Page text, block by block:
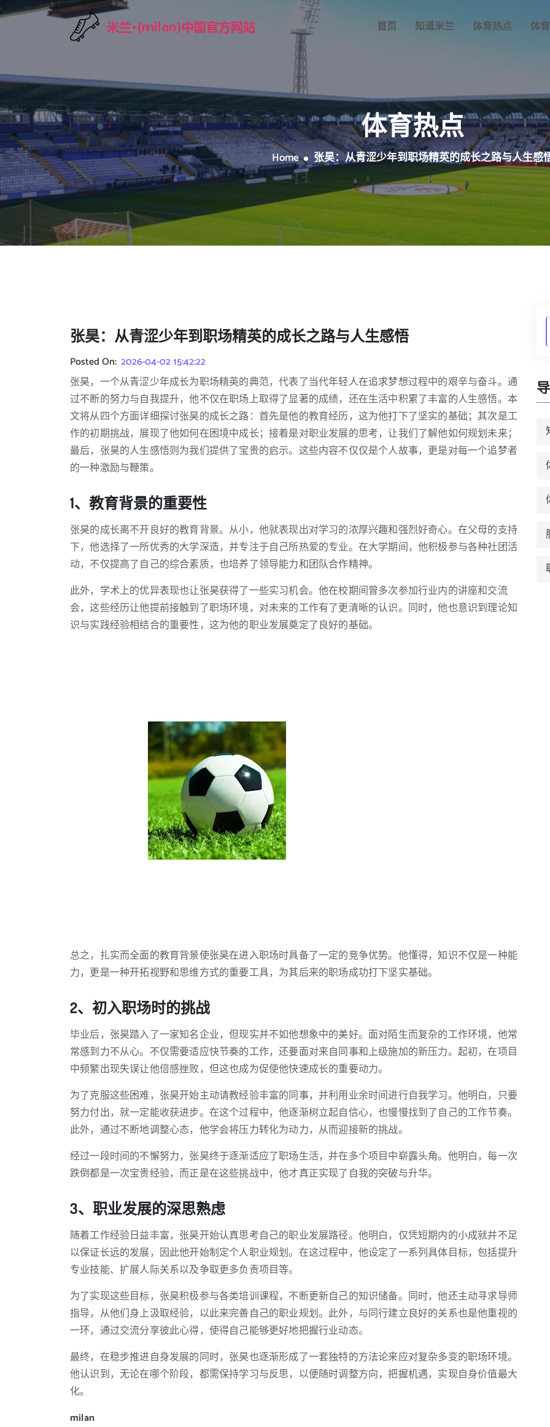
首页 知道米兰 体育热点 体
体育热点
Home 张昊：从青涩少年到职场精英的成长之路与人生感
张昊：从青涩少年到职场精英的成长之路与人生感悟
Posted On: 2026-04-02 15:42:22
张昊，一个从青涩少年成长为职场精英的典范，代表了当代年轻人在追求梦想过程中的艰辛与奋斗。通
过不断的努力与自我提升，他不仅在职场上取得了显著的成绩，还在生活中积累了丰富的人生感悟。本
文将从四个方面详细探讨张昊的成长之路：首先是他的教育经历，这为他打下了坚实的基础；其次是工
作的初期挑战，展现了他如何在困境中成长；接着是对职业发展的思考，让我们了解他如何规划未来；
最后，张昊的人生感悟则为我们提供了宝贵的启示。这些内容不仅仅是个人故事，更是对每一个追梦者
的一种激励与鞭策。
1、教育背景的重要性
张昊的成长离不开良好的教育背景。从小，他就表现出对学习的浓厚兴趣和强烈好奇心。在父母的支持
下，他选择了一所优秀的大学深造，并专注于自己所热爱的专业。在大学期间，他积极参与各种社团活
动，不仅提高了自己的综合素质，也培养了领导能力和团队合作精神。
此外，学术上的优异表现也让张昊获得了一些实习机会。他在校期间曾多次参加行业内的讲座和交流
会，这些经历让他提前接触到了职场环境，对未来的工作有了更清晰的认识。同时，他也意识到理论知
识与实践经验相结合的重要性，这为他的职业发展奠定了良好的基础。
总之，扎实而全面的教育背景使张昊在进入职场时具备了一定的竞争优势。他懂得，知识不仅是一种能
力，更是一种开拓视野和思维方式的重要工具，为其后来的职场成功打下坚实基础。
2、初入职场时的挑战
毕业后，张昊踏入了一家知名企业，但现实并不如他想象中的美好。面对陌生而复杂的工作环境，他常
常感到力不从心。不仅需要适应快节奏的工作，还要面对来自同事和上级施加的新压力。起初，在项目
中频繁出现失误让他倍感挫败，但这也成为促使他快速成长的重要动力。
为了克服这些困难，张昊开始主动请教经验丰富的同事，并利用业余时间进行自我学习。他明白，只要
努力付出，就一定能收获进步。在这个过程中，他逐渐树立起自信心，也慢慢找到了自己的工作节奏。
此外，通过不断地调整心态，他学会将压力转化为动力，从而迎接新的挑战。
经过一段时间的不懈努力，张昊终于逐渐适应了职场生活，并在多个项目中崭露头角。他明白，每一次
跌倒都是一次宝贵经验，而正是在这些挑战中，他才真正实现了自我的突破与升华。
3、职业发展的深思熟虑
随着工作经验日益丰富，张昊开始认真思考自己的职业发展路径。他明白，仅凭短期内的小成就并不足
以保证长远的发展，因此他开始制定个人职业规划。在这过程中，他设定了一系列具体目标，包括提升
专业技能、扩展人际关系以及争取更多负责项目等。
为了实现这些目标，张昊积极参与各类培训课程，不断更新自己的知识储备。同时，他还主动寻求导师
指导，从他们身上汲取经验，以此来完善自己的职业规划。此外，与同行建立良好的关系也是他重视的
一环，通过交流分享彼此心得，使得自己能够更好地把握行业动态。
最终，在稳步推进自身发展的同时，张昊也逐渐形成了一套独特的方法论来应对复杂多变的职场环境。
他认识到，无论在哪个阶段，都需保持学习与反思，以便随时调整方向，把握机遇，实现自身价值最大
化。
milan